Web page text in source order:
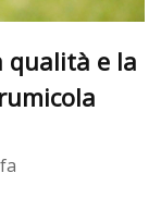
qualità e la